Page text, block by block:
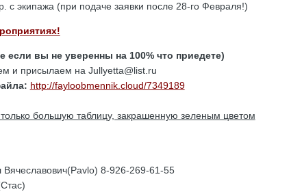
с экипажа (при подаче заявки после 28-го Февраля!)
если вы не уверенны на 100% что приедете)
и присылаем на Jullyetta@list.ru
http://fayloobmennik.cloud/7349189
большую таблицу, закрашенную зеленым цветом
Вячеславович(Pavlo) 8-926-269-61-55